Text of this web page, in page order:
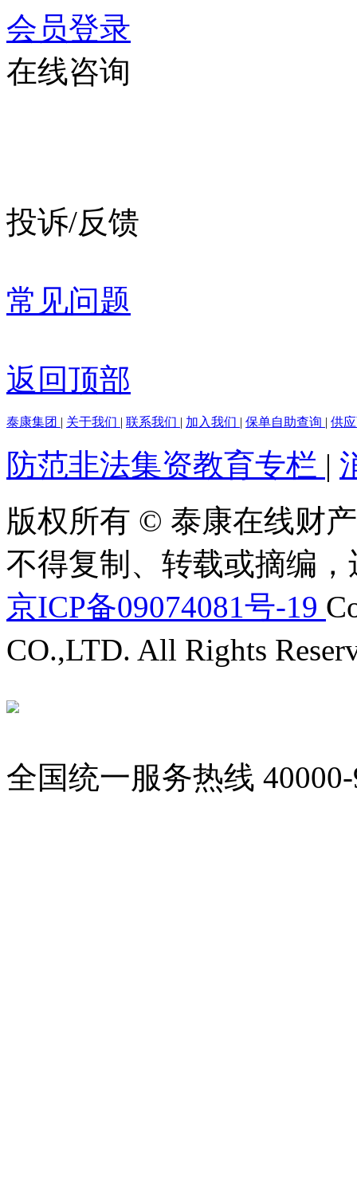
会员登录
在线咨询
投诉/反馈
常见问题
返回顶部
泰康集团 | 关于我们 | 联系我们 | 加入我们 | 保单自助查询 | 供
防范非法集资教育专栏 |
版权所有 © 泰康在线财
不得复制、转载或摘编
京ICP备09074081号-19
CO.,LTD. All Rights
全国统一服务热线